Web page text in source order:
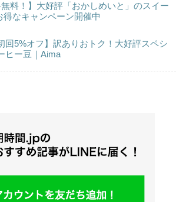
無料！】大好評「おかしめいと」のスイー
得なキャンペーン開催中
回5%オフ】訳ありおトク！大好評スペシ
ヒー豆｜Aima